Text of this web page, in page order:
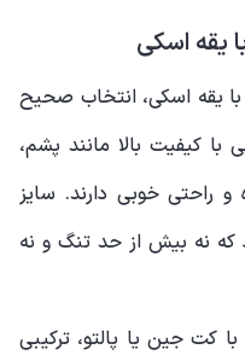
یقه اسکی
یقه اسکی، انتخاب صحیح
کیفیت بالا مانند پشم،
و راحتی خوبی دارند. سایز
که نه بیش از حد تنگ و نه
کت جین یا پالتو، ترکیبی